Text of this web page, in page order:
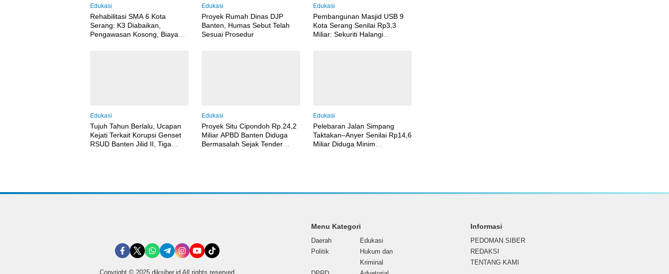
Edukasi
Rehabilitasi SMA 6 Kota
Serang: K3 Diabaikan,
Pengawasan Kosong, Biaya
Edukasi
Proyek Rumah Dinas DJP
Banten, Humas Sebut Telah
Sesuai Prosedur
Edukasi
Pembangunan Masjid USB 9
Kota Serang Senilai Rp3,3
Miliar: Sekuriti Halangi
Edukasi
Tujuh Tahun Berlalu, Ucapan
Kejati Terkait Korupsi Genset
RSUD Banten Jilid II, Tiga
Edukasi
Proyek Situ Cipondoh Rp.24,2
Miliar APBD Banten Diduga
Bermasalah Sejak Tender
Edukasi
Pelebaran Jalan Simpang
Taktakan–Anyer Senilai Rp14,6
Miliar Diduga Minim
Copyright © 2025 diksiber.id All rights reserved
Menu Kategori
Daerah
Edukasi
Politik
Hukum dan
Kriminal
Informasi
PEDOMAN SIBER
REDAKSI
TENTANG KAMI